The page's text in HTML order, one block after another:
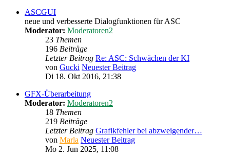
ASCGUI
neue und verbesserte Dialogfunktionen für ASC
Moderator: Moderatoren2
23 Themen
196 Beiträge
Letzter Beitrag Re: ASC: Schwächen der KI
von Gucki Neuester Beitrag
Di 18. Okt 2016, 21:38
GFX-Überarbeitung
Moderator: Moderatoren2
18 Themen
219 Beiträge
Letzter Beitrag Grafikfehler bei abzweigender…
von Marla Neuester Beitrag
Mo 2. Jun 2025, 11:08